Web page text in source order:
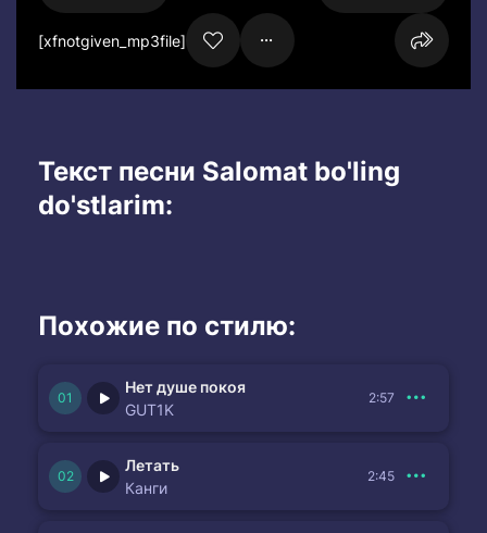
[xfnotgiven_mp3file]
Текст песни Salomat bo'ling
do'stlarim:
Похожие по стилю:
Нет душе покоя
GUT1K
2:57
Летать
Канги
2:45